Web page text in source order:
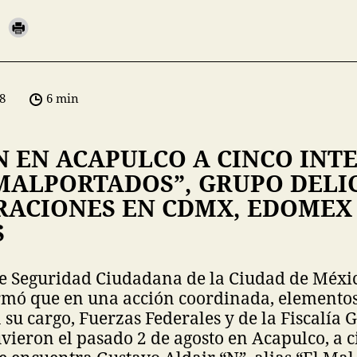
6 min
EN ACAPULCO A CINCO
GRUPO
EN CDMX,
Seguridad Ciudadana de la Ciudad de
que en una acción coordinada,
cargo, Fuerzas Federales y de la Fiscalía
el pasado 2 de agosto en Acapulco, a